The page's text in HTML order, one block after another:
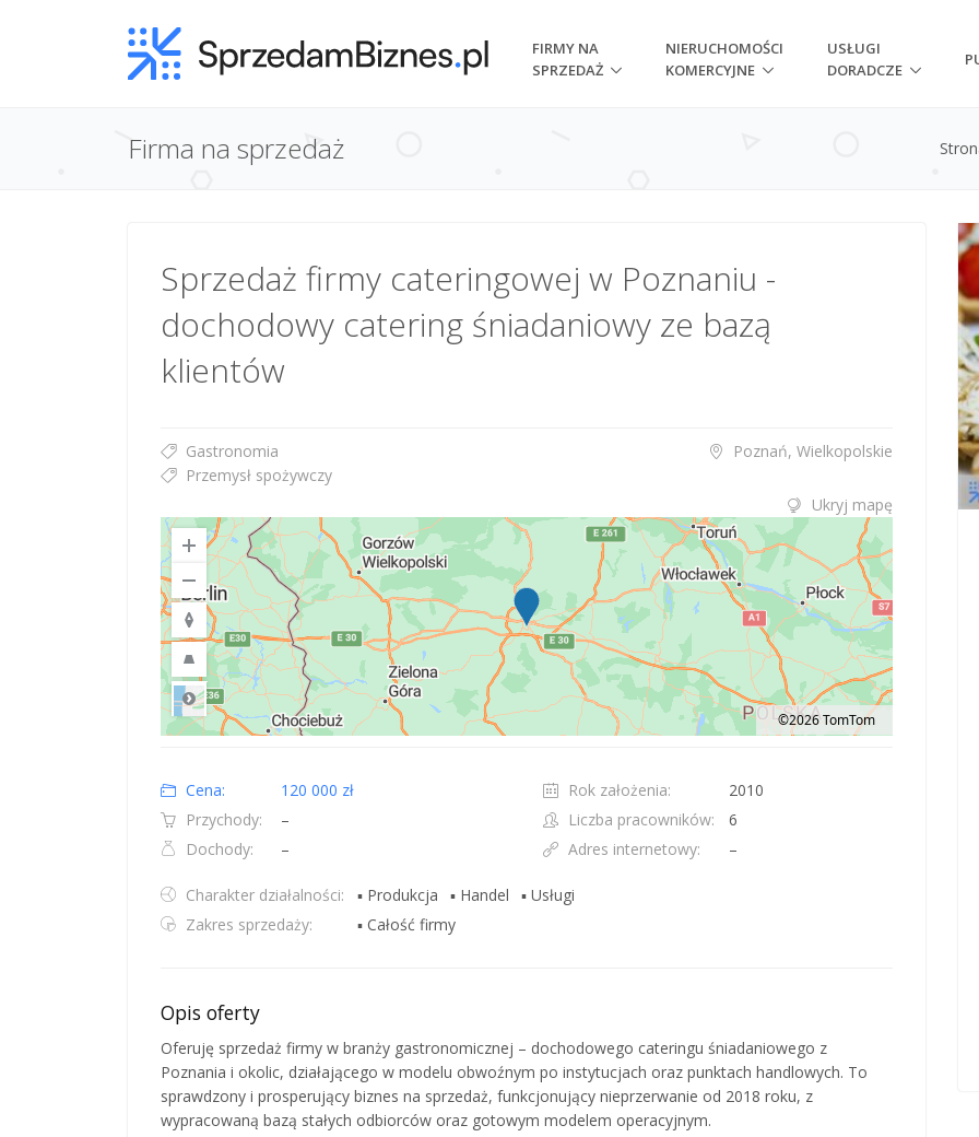
FIRMY NA
SPRZEDAŻ
NIERUCHOMOŚCI
KOMERCYJNE
USŁUGI
DORADCZE
Firma na sprzedaż
Sprzedaż firmy cateringowej w Poznaniu -
dochodowy catering śniadaniowy ze bazą
klientów
Gastronomia
Przemysł spożywczy
Poznań, Wielkopolskie
Ukryj mapę
Road
©2026 TomTom
Cena:
120 000 zł
Przychody:
–
Dochody:
–
Rok założenia:
2010
Liczba pracowników:
6
Adres internetowy:
–
Charakter działalności: ▪ Produkcja ▪ Handel
▪ Usługi
Zakres sprzedaży:
▪ Całość firmy
Opis oferty
Oferuję sprzedaż firmy w branży gastronomicznej – dochodowego cateringu śniadaniowego z
Poznania i okolic, działającego w modelu obwoźnym po instytucjach oraz punktach handlowych. To
sprawdzony i prosperujący biznes na sprzedaż, funkcjonujący nieprzerwanie od 2018 roku, z
wypracowaną bazą stałych odbiorców oraz gotowym modelem operacyjnym.